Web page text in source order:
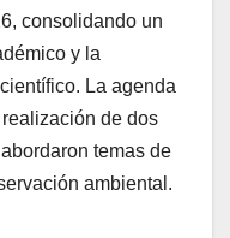
consolidando un
y la
La agenda
de dos
temas de
ambiental.